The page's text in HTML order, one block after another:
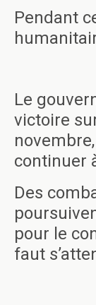
Pendant
Le
victoire
continuer
Des
pour le
faut